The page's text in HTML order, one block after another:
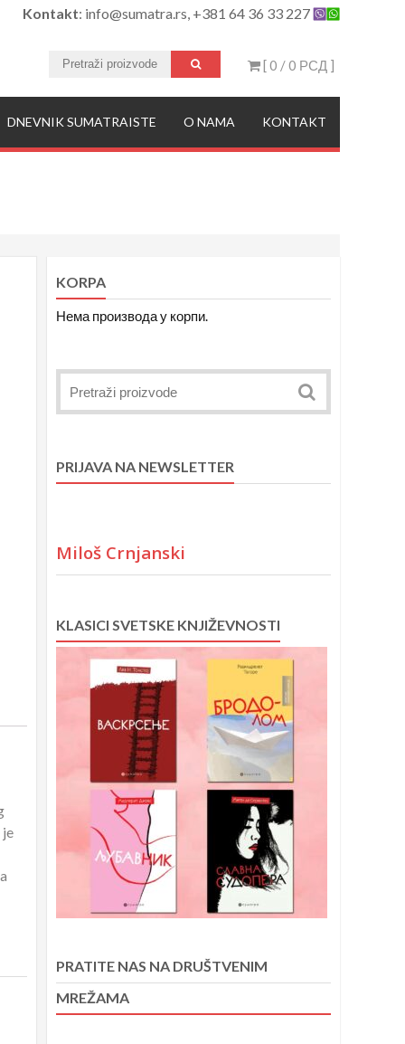
Kontakt: info@sumatra.rs, +381 64 36 33 227
[ 0 /0 РСД ]
DNEVNIK SUMATRAISTE O NAMA KONTAKT
je
KORPA
Нема производа у корпи.
PRIJAVA NA NEWSLETTER
Miloš Crnjanski
KLASICI SVETSKE KNJIŽEVNOSTI
PRATITE NAS NA DRUŠTVENIM
MREŽAMA